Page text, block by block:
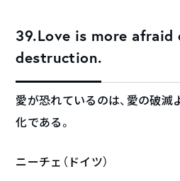
39.Love is more afraid
destruction.
愛が恐れているのは、愛の破滅
化である。
ニーチェ（ドイツ）